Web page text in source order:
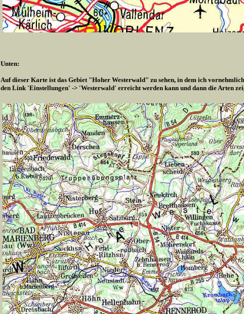
Unten:
Auf dieser Karte ist das Gebiet "Hoher Westerwald" zu sehen, in dem ich
den Link 'Einstellungen' -> 'Westerwald' erreicht werden kann und dann die Arten